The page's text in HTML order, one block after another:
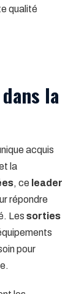
qualité
la
acquis
la
, ce leader
répondre
Les sorties
pour